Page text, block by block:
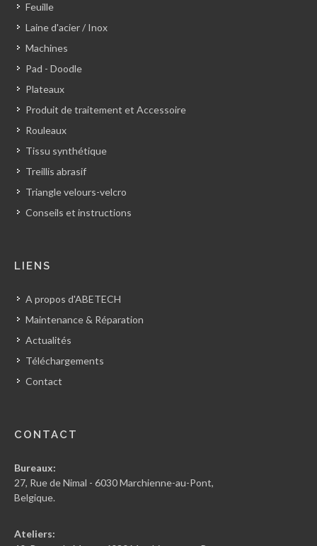
Feuille
Laine d'acier / Inox
Machines
Pad - Doodle
Plateaux
Produit de traitement et Accessoire
Rouleaux
Tissu synthétique
Treillis abrasif
Triangle velours-velcro
Conseils et instructions
LIENS
A propos d'ABETECH
Maintenance & Réparation
Actualités
Téléchargements
Contact
CONTACT
Bureaux:
27, Rue de Nimal - 6030 Marchienne-au-Pont,
Belgique.
Ateliers: